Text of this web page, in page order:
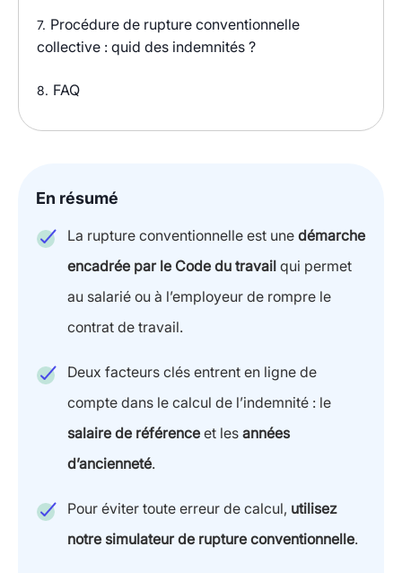
7. Procédure de rupture conventionnelle
collective : quid des indemnités ?
8. FAQ
En résumé
La rupture conventionnelle est une démarche
encadrée par le Code du travail qui permet
au salarié ou à l’employeur de rompre le
contrat de travail.
Deux facteurs clés entrent en ligne de
compte dans le calcul de l’indemnité : le
salaire de référence et les années
d’ancienneté.
Pour éviter toute erreur de calcul, utilisez
notre simulateur de rupture conventionnelle.